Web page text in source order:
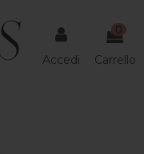
Accedi
0
Carrello